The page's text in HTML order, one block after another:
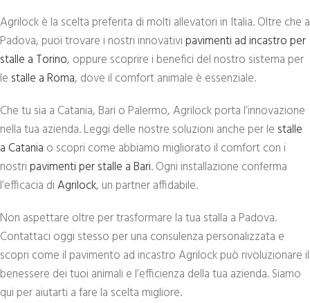
Agrilock è la scelta preferita di molti allevatori in Italia. Oltre che a
Padova, puoi trovare i nostri innovativipavimenti ad incastro per
stalle a Torino, oppure scoprire i benefici del nostro sistema per
le stalle a Roma, dove il comfort animale è essenziale.
Che tu sia a Catania, Bari o Palermo, Agrilock porta l’innovazione
nella tua azienda. Leggi delle nostre soluzioni anche per le stalle
a Catania o scopri come abbiamo migliorato il comfort con i
nostripavimenti per stalle a Bari. Ogni installazione conferma
l’efficacia diAgrilock, un partner affidabile.
Non aspettare oltre per trasformare la tua stalla a Padova.
Contattaci oggi stesso per una consulenza personalizzata e
scopri come il pavimento ad incastro Agrilock può rivoluzionare il
benessere dei tuoi animali e l’efficienza della tua azienda. Siamo
qui per aiutarti a fare la scelta migliore.